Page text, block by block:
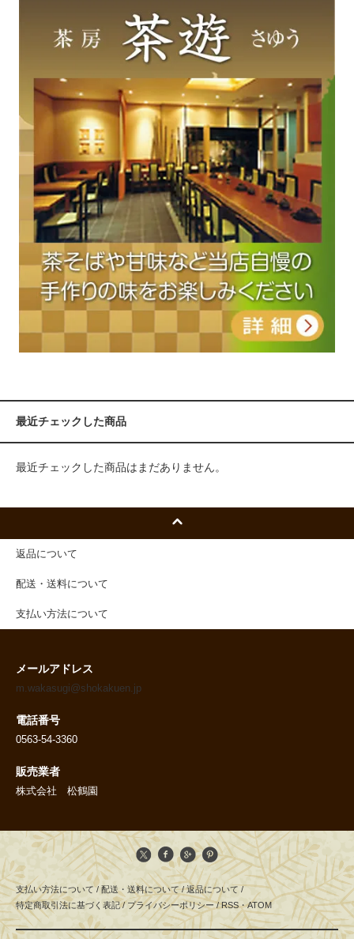
最近チェックした商品
最近チェックした商品はまだありません。
返品について
配送・送料について
支払い方法について
メールアドレス
m.wakasugi@shokakuen.jp
電話番号
0563-54-3360
販売業者
株式会社 松鶴園
支払い方法について/ 配送・送料について/ 返品について /
特定商取引法に基づく表記/ プライバシーポリシー/ RSS・ATOM